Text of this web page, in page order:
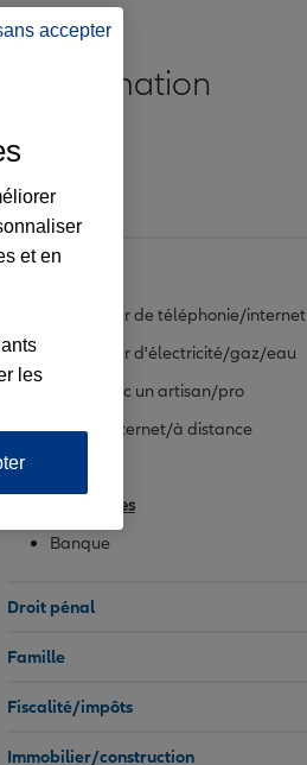
Consommation
Consommation
Opérateur de téléphonie/internet
Opérateur d'électricité/gaz/eau
Litige avec un artisan/pro
Achats Internet/à distance
Assurances
Banque
Droit pénal
Famille
Fiscalité/impôts
Immobilier/construction
accepter
et en
les